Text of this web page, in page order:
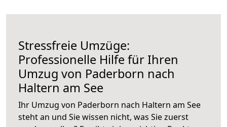
Stressfreie Umzüge:
Professionelle Hilfe für Ihren
Umzug von Paderborn nach
Haltern am See
Ihr Umzug von Paderborn nach Haltern am See
steht an und Sie wissen nicht, was Sie zuerst